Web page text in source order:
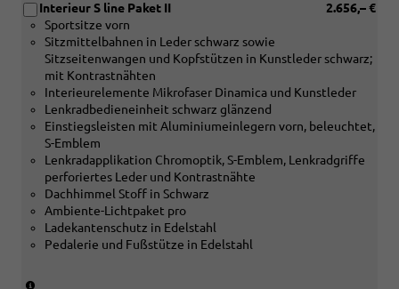
Verbindung
mit
[1XT]
Sportlederlenkrad,
3-
Speichen,
oben
und
unten
abgeflacht,
mit
Multifunktion,
Schaltwippen
und
Lenkradheizung
2.656,– €
Interieur S line Paket II
Sportsitze vorn
Sitzmittelbahnen in Leder schwarz sowie
Sitzseitenwangen und Kopfstützen in Kunstleder schwarz;
mit Kontrastnähten
Interieurelemente Mikrofaser Dinamica und Kunstleder
Lenkradbedieneinheit schwarz glänzend
Einstiegsleisten mit Aluminiumeinlegern vorn, beleuchtet,
S-Emblem
Lenkradapplikation Chromoptik, S-Emblem, Lenkradgriffe
perforiertes Leder und Kontrastnähte
Dachhimmel Stoff in Schwarz
Ambiente-Lichtpaket pro
Ladekantenschutz in Edelstahl
Pedalerie und Fußstütze in Edelstahl